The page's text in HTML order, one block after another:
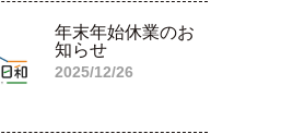
年末年始休業のお
知らせ
2025/12/26